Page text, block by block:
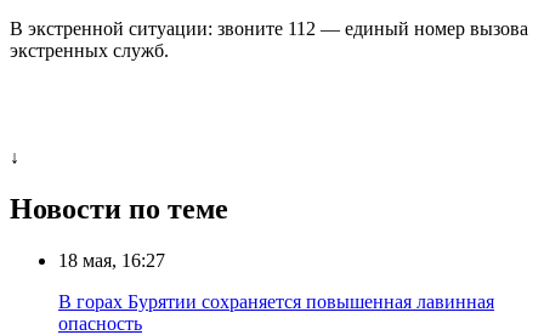
В экстренной ситуации: звоните 112 — единый номер вызова
экстренных служб.
↓
Новости по теме
18 мая, 16:27
В горах Бурятии сохраняется повышенная лавинная
опасность